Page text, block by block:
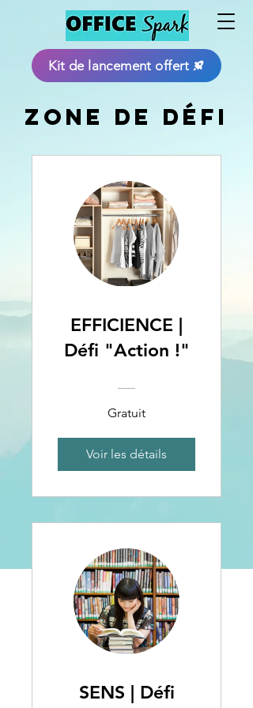
Kit de lancement offert
Zone de Défi
EFFICIENCE |
Défi "Action !"
Gratuit
Voir les détails
SENS | Défi